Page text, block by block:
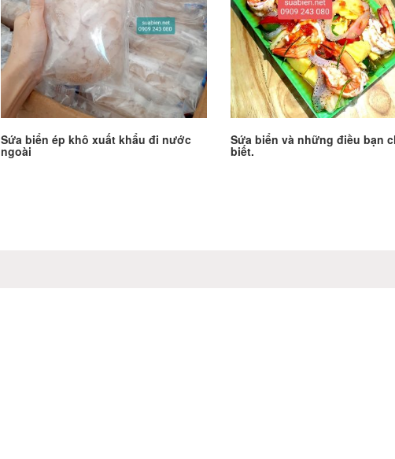
Sứa biển ép khô xuất khẩu đi nước
ngoài
Sứa biển và những điều bạn
biết.